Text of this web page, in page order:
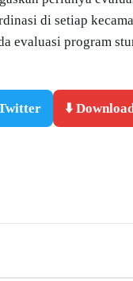
di setiap
evaluasi program
⬇️